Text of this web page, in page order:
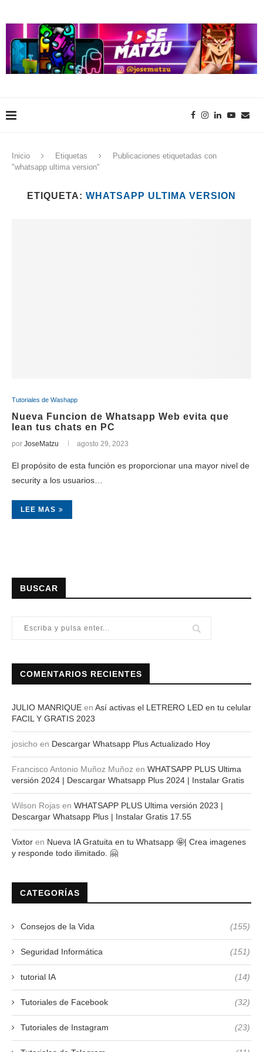
Inicio Etiquetas
Publicaciones etiquetadas con
"whatsapp ultima version"
ETIQUETA: WHATSAPP ULTIMA VERSION
Tutoriales de Washapp
Nueva Funcion de Whatsapp Web evita que
lean tus chats en PC
por JoseMatzu agosto 29, 2023
El propósito de esta función es proporcionar una mayor nivel de
security a los usuarios…
LEE MAS
BUSCAR
COMENTARIOS RECIENTES
JULIO MANRIQUE en Así activas el LETRERO LED en tu celular
FACIL Y GRATIS 2023
josicho en Descargar Whatsapp Plus Actualizado Hoy
Francisco Antonio Muñoz Muñoz en WHATSAPP PLUS Ultima
versión 2024 | Descargar Whatsapp Plus 2024 | Instalar Gratis
Wilson Rojas en WHATSAPP PLUS Ultima versión 2023 |
Descargar Whatsapp Plus | Instalar Gratis 17.55
Vixtor en Nueva IA Gratuita en tu Whatsapp 🤩| Crea imagenes
y responde todo ilimitado. 🤗
CATEGORÍAS
Consejos de la Vida (155)
Seguridad Informática (151)
tutorial IA (14)
Tutoriales de Facebook (32)
Tutoriales de Instagram (23)